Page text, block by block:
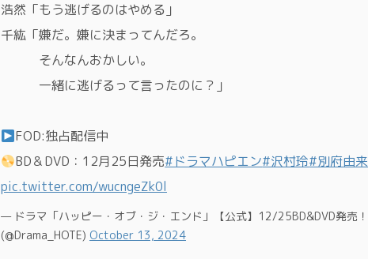
浩然「もう逃げるのはやめる」
千紘「嫌だ。嫌に決まってんだろ。
そんなんおかしい。
一緒に逃げるって言ったのに？」
FOD:独占配信中
BD＆DVD：12月25日発売#ドラマハピエン#沢村玲#別府由来
pic.twitter.com/wucngeZk0l
— ドラマ「ハッピー・オブ・ジ・エンド」【公式】12/25BD&DVD発売！
(@Drama_HOTE) October 13, 2024